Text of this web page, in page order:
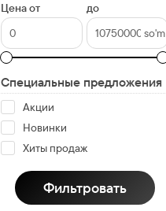
Цена от
до
so'm
Специальные предложения
Акции
Новинки
Хиты продаж